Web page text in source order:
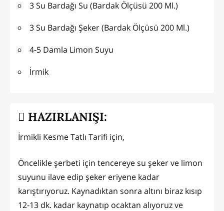
3 Su Bardağı Su (Bardak Ölçüsü 200 Ml.)
3 Su Bardağı Şeker (Bardak Ölçüsü 200 Ml.)
4-5 Damla Limon Suyu
İrmik
HAZIRLANIŞI:
İrmikli Kesme Tatlı Tarifi için,
Öncelikle şerbeti için tencereye su şeker ve limon
suyunu ilave edip şeker eriyene kadar
karıştırıyoruz. Kaynadıktan sonra altını biraz kısıp
12-13 dk. kadar kaynatıp ocaktan alıyoruz ve